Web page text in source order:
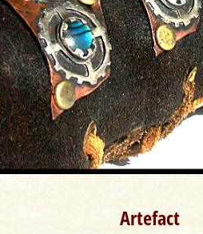
Artefact